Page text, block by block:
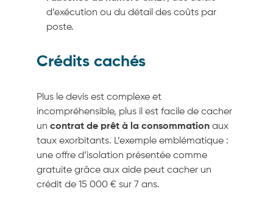
d’exécution ou du détail des coûts par
poste.
Crédits cachés
Plus le devis est complexe et
incompréhensible, plus il est facile de cacher
un contrat de prêt à la consommation aux
taux exorbitants. L’exemple emblématique :
une offre d’isolation présentée comme
gratuite grâce aux aide peut cacher un
crédit de 15 000 € sur 7 ans.